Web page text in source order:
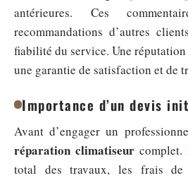
antérieures. Ces
recommandations d’autres
fiabilité du service. Une
une garantie de satisfaction et de
Importance d’un devis
Avant d’engager un
réparation climatiseur
total des travaux, les frais de